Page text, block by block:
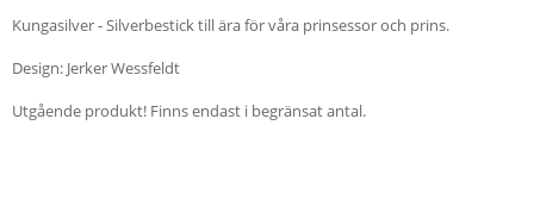
Kungasilver - Silverbestick till ära för våra prinsessor och prins.
Design: Jerker Wessfeldt
Utgående produkt! Finns endast i begränsat antal.